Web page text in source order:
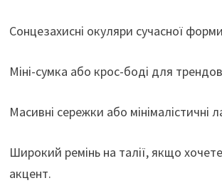
Сонцезахисні окуляри сучасної
Міні-сумка або крос-боді для
Масивні сережки або мінімалістичні
Широкий ремінь на талії, якщо
акцент.